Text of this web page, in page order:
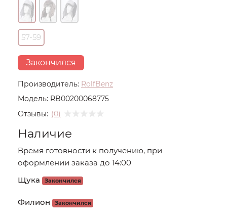
Производитель: RolfBenz
Модель: RB00200068775
Отзывы: (0)
57-59
Закончился
Наличие
Время готовности к получению, при
оформлении заказа до 14:00
Щука
Закончился
Филион Закончился